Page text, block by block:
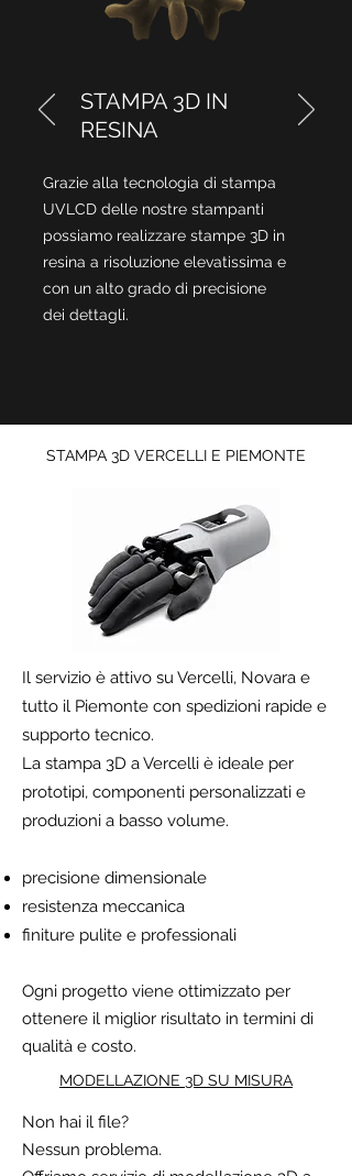
STAMPA 3D IN
RESINA
Grazie alla tecnologia di stampa
UVLCD delle nostre stampanti
possiamo realizzare stampe 3D in
resina a risoluzione elevatissima e
con un alto grado di precisione
dei dettagli.
STAMPA 3D VERCELLI E PIEMONTE
Il servizio è attivo su Vercelli, Novara e
tutto il Piemonte con spedizioni rapide e
supporto tecnico.
La stampa 3D a Vercelli è ideale per
prototipi, componenti personalizzati e
produzioni a basso volume.
precisione dimensionale
resistenza meccanica
finiture pulite e professionali
Ogni progetto viene ottimizzato per
ottenere il miglior risultato in termini di
qualità e costo.
MODELLAZIONE 3D SU MISURA
Non hai il file?
Nessun problema.